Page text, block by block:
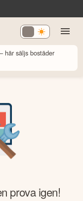
här säljs bostäder
prova igen!